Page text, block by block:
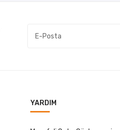
YARDIM